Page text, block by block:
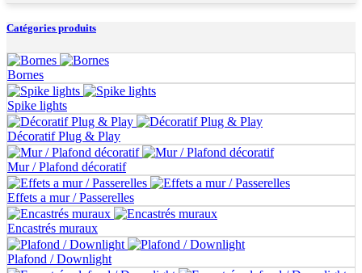
Catégories produits
Bornes
Spike lights
Décoratif Plug & Play
Mur / Plafond décoratif
Effets a mur / Passerelles
Encastrés muraux
Plafond / Downlight